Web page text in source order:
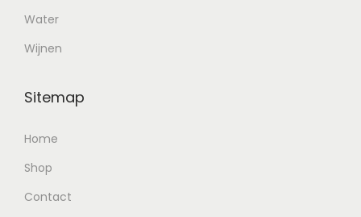
Water
Wijnen
Sitemap
Home
Shop
Contact